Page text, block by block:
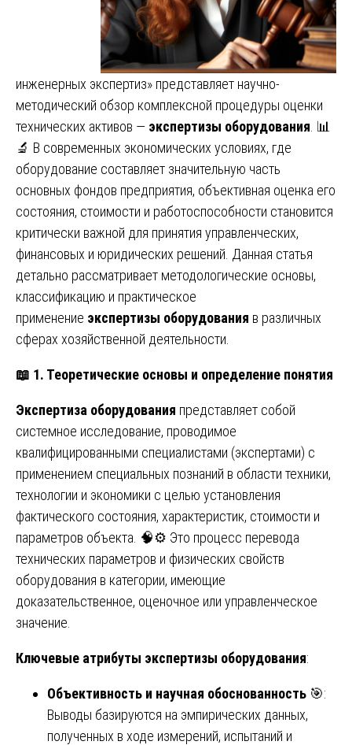
инженерных экспертиз» представляет научно-
методический обзор комплексной процедуры оценки
технических активов — экспертизы оборудования . 📊
🔬 В современных экономических условиях, где
оборудование составляет значительную часть
основных фондов предприятия, объективная оценка его
состояния, стоимости и работоспособности становится
критически важной для принятия управленческих,
финансовых и юридических решений. Данная статья
детально рассматривает методологические основы,
классификацию и практическое
применение экспертизы оборудования в различных
сферах хозяйственной деятельности.
📖 1. Теоретические основы и определение понятия
Экспертиза оборудования представляет собой
системное исследование, проводимое
квалифицированными специалистами (экспертами) с
применением специальных познаний в области техники,
технологии и экономики с целью установления
фактического состояния, характеристик, стоимости и
параметров объекта. 🧠⚙️ Это процесс перевода
технических параметров и физических свойств
оборудования в категории, имеющие
доказательственное, оценочное или управленческое
значение.
Ключевые атрибуты экспертизы оборудования:
Объективность и научная обоснованность 🎯:
Выводы базируются на эмпирических данных,
полученных в ходе измерений, испытаний и